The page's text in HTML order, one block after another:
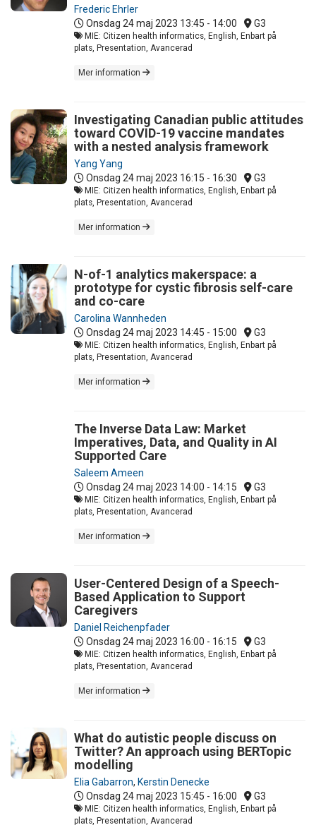
Frederic Ehrler
Onsdag 24 maj 2023 13:45 - 14:00 G3
MIE: Citizen health informatics, English, Enbart på
plats, Presentation, Avancerad
Mer information
Investigating Canadian public attitudes
toward COVID-19 vaccine mandates
with a nested analysis framework
Yang Yang
Onsdag 24 maj 2023 16:15 - 16:30 G3
MIE: Citizen health informatics, English, Enbart på
plats, Presentation, Avancerad
Mer information
N-of-1 analytics makerspace: a
prototype for cystic fibrosis self-care
and co-care
Carolina Wannheden
Onsdag 24 maj 2023 14:45 - 15:00 G3
MIE: Citizen health informatics, English, Enbart på
plats, Presentation, Avancerad
Mer information
The Inverse Data Law: Market
Imperatives, Data, and Quality in AI
Supported Care
Saleem Ameen
Onsdag 24 maj 2023 14:00 - 14:15 G3
MIE: Citizen health informatics, English, Enbart på
plats, Presentation, Avancerad
Mer information
User-Centered Design of a Speech-
Based Application to Support
Caregivers
Daniel Reichenpfader
Onsdag 24 maj 2023 16:00 - 16:15 G3
MIE: Citizen health informatics, English, Enbart på
plats, Presentation, Avancerad
Mer information
What do autistic people discuss on
Twitter? An approach using BERTopic
modelling
Elia Gabarron, Kerstin Denecke
Onsdag 24 maj 2023 15:45 - 16:00 G3
MIE: Citizen health informatics, English, Enbart på
plats, Presentation, Avancerad